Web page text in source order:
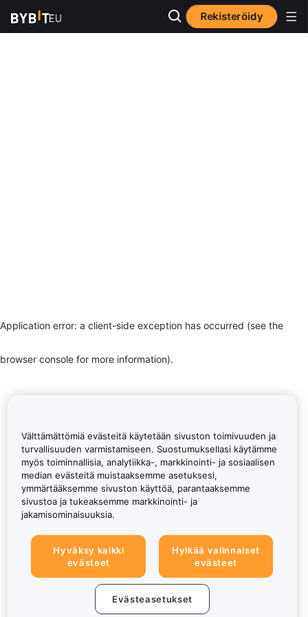
Rekisteröidy
Application error: a client-side exception has occurred (see the
browser console for more information).
Välttämättömiä evästeitä käytetään sivuston toimivuuden ja
turvallisuuden varmistamiseen. Suostumuksellasi käytämme
myös toiminnallisia, analytiikka-, markkinointi- ja sosiaalisen
median evästeitä muistaaksemme asetuksesi,
ymmärtääksemme sivuston käyttöä, parantaaksemme
sivustoa ja tukeaksemme markkinointi- ja
jakamisominaisuuksia.
Hyväksy kaikki
evästeet
Hylkää valinnaiset
evästeet
Evästeasetukset